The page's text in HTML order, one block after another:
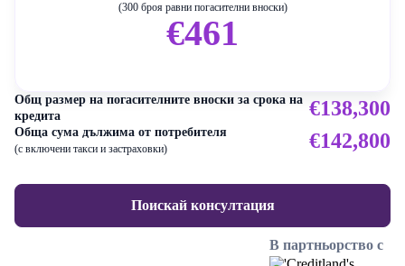
(300 броя равни погасителни вноски)
€461
Общ размер на погасителните вноски за срока на
кредита
€138,300
Обща сума дължима от потребителя
(с включени такси и застраховки) €142,800
Поискай консултация
В партньорство с